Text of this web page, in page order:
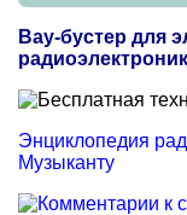
Вау-бустер для
Энциклопедия
Музыканту